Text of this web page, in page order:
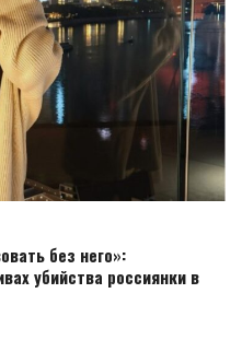
без него»:
убийства россиянки в